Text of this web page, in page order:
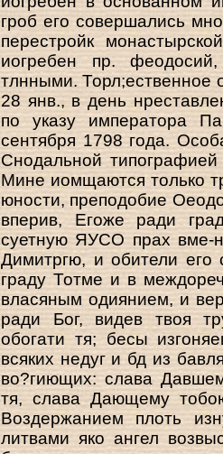
гроб его совершались
перестройк
иогребен пр.
тлнными. Торл;ественное
28 янв., в день
по указу императора
сентября 1798 года.
Снодальной
Мине иомщаются только
юности, преподобие
вперив, Егоже ради
суетную ЯУСО прах вме-
Димитргю, и обители его
граду Тотме и в
власяным одиянием, и
ради Бог, видев твоя
обогати тя; бесы
всяких недуг и бд из
во?гиющих: слава
тя, слава Дающему
Воздержанием плоть
литвами яко ангел